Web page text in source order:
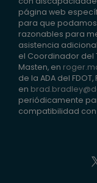
página web
para que
razonables para
asistencia
el Coordinador del
Masten, en
de la ADA del FDOT,
en
periódicamente
compatibilidad